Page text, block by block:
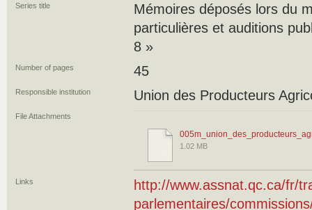
Series title
Mémoires déposés lors du
particulières et auditions
8 »
Number of pages 45
Responsible institution Union des Producteurs
File Attachments
1.02 MB
Links
http://www.assnat.qc.ca/fr/
parlementaires/